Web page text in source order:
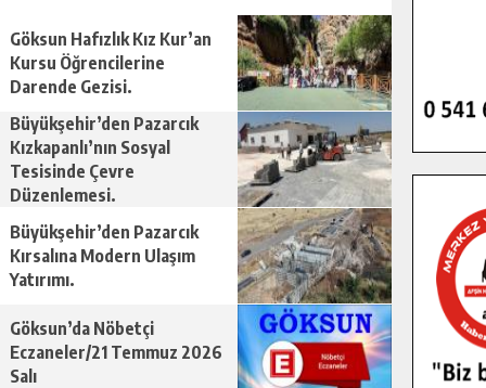
Göksun Hafızlık Kız Kur’an
Kursu Öğrencilerine
Darende Gezisi.
Büyükşehir’den Pazarcık
Kızkapanlı’nın Sosyal
Tesisinde Çevre
Düzenlemesi.
Büyükşehir’den Pazarcık
Kırsalına Modern Ulaşım
Yatırımı.
Göksun’da Nöbetçi
Eczaneler/21 Temmuz 2026
Salı